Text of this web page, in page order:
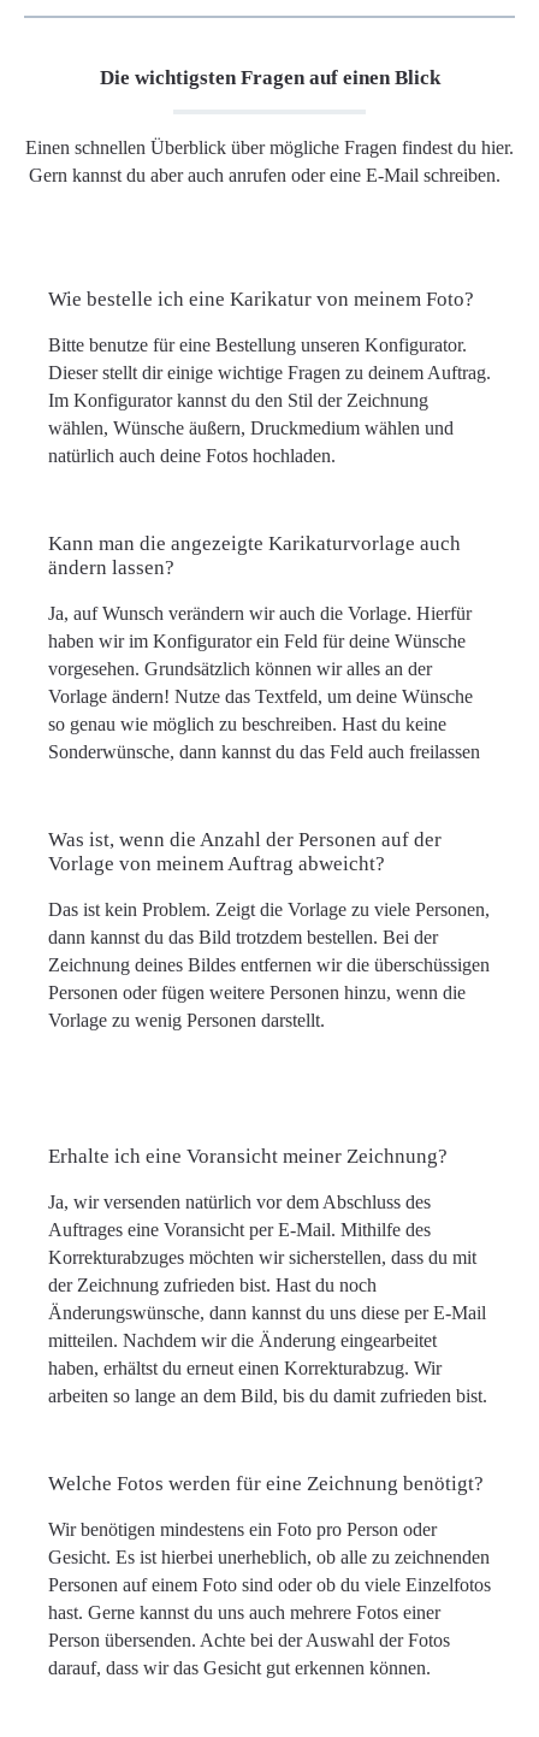
Die wichtigsten Fragen auf einen Blick
Einen schnellen Überblick über mögliche Fragen findest du hier.
Gern kannst du aber auch anrufen oder eine E-Mail schreiben.
Wie bestelle ich eine Karikatur von meinem Foto?
Bitte benutze für eine Bestellung unseren Konfigurator.
Dieser stellt dir einige wichtige Fragen zu deinem Auftrag.
Im Konfigurator kannst du den Stil der Zeichnung
wählen, Wünsche äußern, Druckmedium wählen und
natürlich auch deine Fotos hochladen.
Kann man die angezeigte Karikaturvorlage auch
ändern lassen?
Ja, auf Wunsch verändern wir auch die Vorlage. Hierfür
haben wir im Konfigurator ein Feld für deine Wünsche
vorgesehen. Grundsätzlich können wir alles an der
Vorlage ändern! Nutze das Textfeld, um deine Wünsche
so genau wie möglich zu beschreiben. Hast du keine
Sonderwünsche, dann kannst du das Feld auch freilassen
Was ist, wenn die Anzahl der Personen auf der
Vorlage von meinem Auftrag abweicht?
Das ist kein Problem. Zeigt die Vorlage zu viele Personen,
dann kannst du das Bild trotzdem bestellen. Bei der
Zeichnung deines Bildes entfernen wir die überschüssigen
Personen oder fügen weitere Personen hinzu, wenn die
Vorlage zu wenig Personen darstellt.
Erhalte ich eine Voransicht meiner Zeichnung?
Ja, wir versenden natürlich vor dem Abschluss des
Auftrages eine Voransicht per E-Mail. Mithilfe des
Korrekturabzuges möchten wir sicherstellen, dass du mit
der Zeichnung zufrieden bist. Hast du noch
Änderungswünsche, dann kannst du uns diese per E-Mail
mitteilen. Nachdem wir die Änderung eingearbeitet
haben, erhältst du erneut einen Korrekturabzug. Wir
arbeiten so lange an dem Bild, bis du damit zufrieden bist.
Welche Fotos werden für eine Zeichnung benötigt?
Wir benötigen mindestens ein Foto pro Person oder
Gesicht. Es ist hierbei unerheblich, ob alle zu zeichnenden
Personen auf einem Foto sind oder ob du viele Einzelfotos
hast. Gerne kannst du uns auch mehrere Fotos einer
Person übersenden. Achte bei der Auswahl der Fotos
darauf, dass wir das Gesicht gut erkennen können.